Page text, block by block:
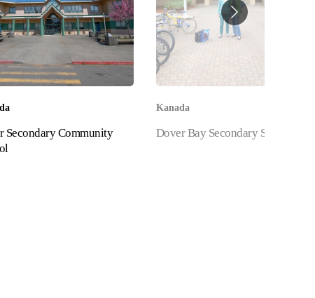
Secondary Community
Kanada
Dover Bay Secondary School